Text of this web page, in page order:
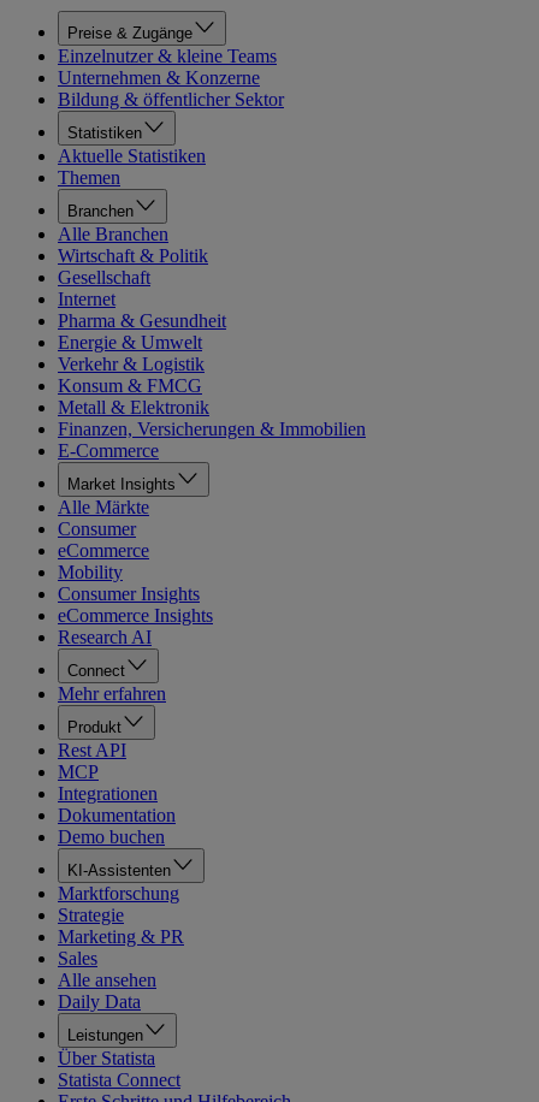
Preise & Zugänge
Einzelnutzer & kleine Teams
Unternehmen & Konzerne
Bildung & öffentlicher Sektor
Statistiken
Aktuelle Statistiken
Themen
Branchen
Alle Branchen
Wirtschaft & Politik
Gesellschaft
Internet
Pharma & Gesundheit
Energie & Umwelt
Verkehr & Logistik
Konsum & FMCG
Metall & Elektronik
Finanzen, Versicherungen & Immobilien
E-Commerce
Market Insights
Alle Märkte
Consumer
eCommerce
Mobility
Consumer Insights
eCommerce Insights
Research AI
Connect
Mehr erfahren
Produkt
Rest API
MCP
Integrationen
Dokumentation
Demo buchen
KI-Assistenten
Marktforschung
Strategie
Marketing & PR
Sales
Alle ansehen
Daily Data
Leistungen
Über Statista
Statista Connect